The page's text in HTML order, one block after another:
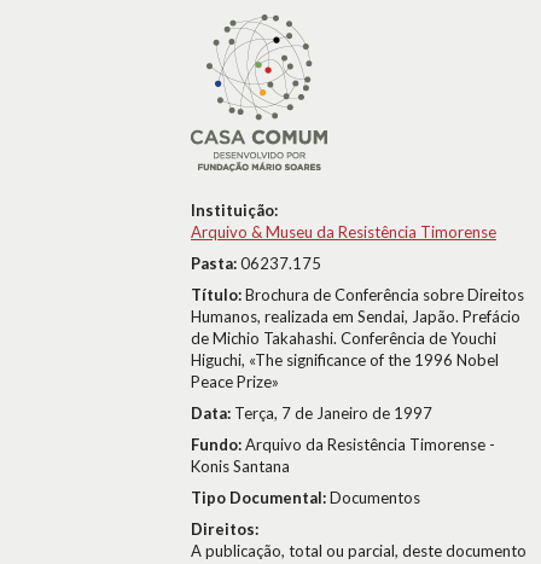
Instituição:
Arquivo & Museu da Resistência Timorense
Pasta:06237.175
Título:Brochura de Conferência sobre Direitos
Humanos, realizada em Sendai, Japão. Prefácio
de Michio Takahashi. Conferência de Youchi
Higuchi, «The significance of the 1996 Nobel
Peace Prize»
Data: Terça, 7 de Janeiro de 1997
Fundo:Arquivo da Resistência Timorense -
Konis Santana
Tipo Documental:Documentos
Direitos:
A publicação, total ou parcial, deste documento